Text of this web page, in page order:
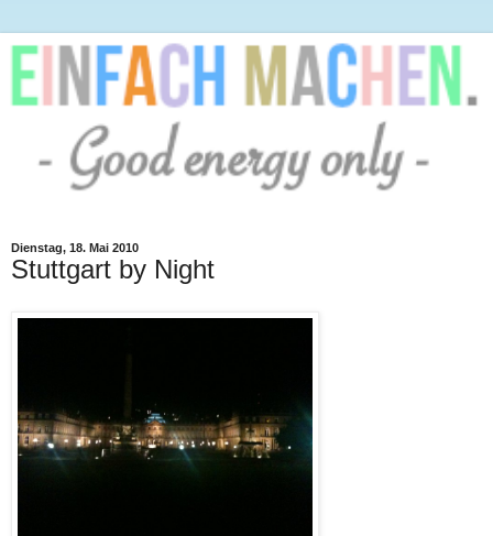
Dienstag, 18. Mai 2010
Stuttgart by Night